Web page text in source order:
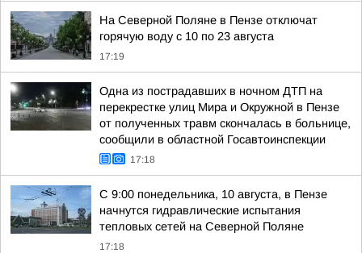
На Северной Поляне в Пензе отключат
горячую воду с 10 по 23 августа
17:19
Одна из пострадавших в ночном ДТП на
перекрестке улиц Мира и Окружной в Пензе
от полученных травм скончалась в больнице,
сообщили в областной Госавтоинспекции
17:18
С 9:00 понедельника, 10 августа, в Пензе
начнутся гидравлические испытания
тепловых сетей на Северной Поляне
17:18